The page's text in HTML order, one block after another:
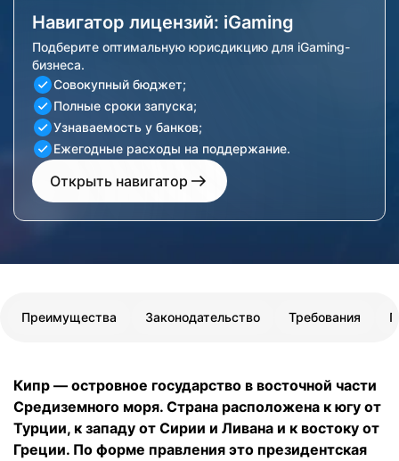
Навигатор лицензий: iGaming
Подберите оптимальную юрисдикцию для iGaming-
бизнеса.
Совокупный бюджет;
Полные сроки запуска;
Узнаваемость у банков;
Ежегодные расходы на поддержание.
Открыть навигатор
Преимущества Законодательство Требования
Кипр — островное государство в восточной части
Средиземного моря. Страна расположена к югу от
Турции, к западу от Сирии и Ливана и к востоку от
Греции. По форме правления это президентская